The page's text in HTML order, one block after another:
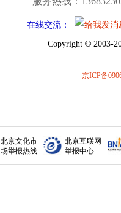
在线交流：
Copyright © 2003-
京ICP备
北京文化市
场举报热线
北京互联网
举报中心